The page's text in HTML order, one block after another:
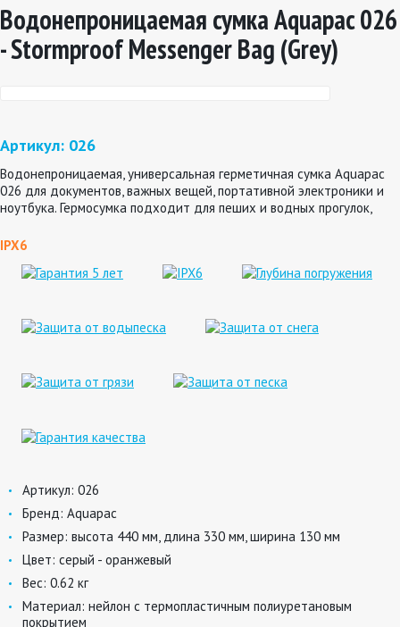
Водонепроницаемая сумка Aquapac 026
- Stormproof Messenger Bag (Grey)
Артикул: 026
Водонепроницаемая, универсальная герметичная сумка Aquapac
026 для документов, важных вещей, портативной электроники и
ноутбука. Гермосумка подходит для пеших и водных прогулок,
IPX6
Артикул: 026
Бренд: Aquapac
Размер: высота 440 мм, длина 330 мм, ширина 130 мм
Цвет: серый - оранжевый
Вес: 0.62 кг
Материал: нейлон с термопластичным полиуретановым
покрытием